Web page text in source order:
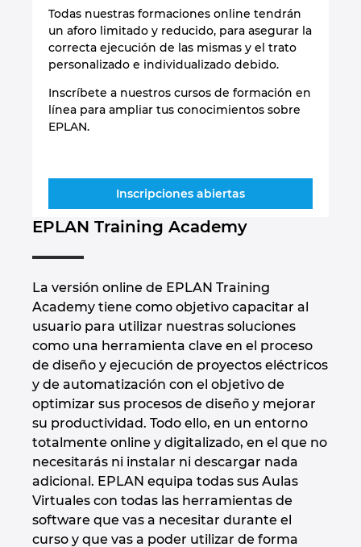
Todas nuestras formaciones online tendrán
un aforo limitado y reducido, para asegurar la
correcta ejecución de las mismas y el trato
personalizado e individualizado debido.
Inscríbete a nuestros cursos de formación en
línea para ampliar tus conocimientos sobre
EPLAN.
Inscripciones abiertas
EPLAN Training Academy
La versión online de EPLAN Training
Academy tiene como objetivo capacitar al
usuario para utilizar nuestras soluciones
como una herramienta clave en el proceso
de diseño y ejecución de proyectos eléctricos
y de automatización con el objetivo de
optimizar sus procesos de diseño y mejorar
su productividad. Todo ello, en un entorno
totalmente online y digitalizado, en el que no
necesitarás ni instalar ni descargar nada
adicional. EPLAN equipa todas sus Aulas
Virtuales con todas las herramientas de
software que vas a necesitar durante el
curso y que vas a poder utilizar de forma